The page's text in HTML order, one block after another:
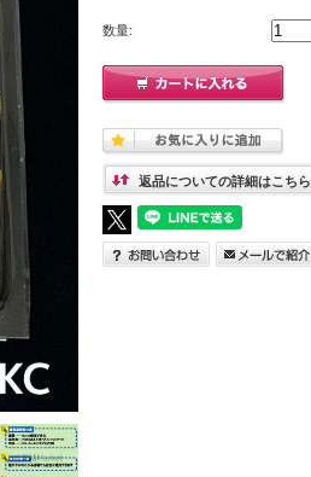
数量:
返品についての詳細はこちら